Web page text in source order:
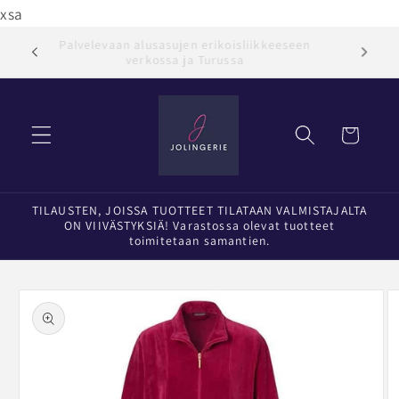
xsa
sisältöönPalvelevaan alusasujen erikoisliikkeeseen
verkossa ja Turussa
Ostoskori
TILAUSTEN, JOISSA TUOTTEET TILATAAN VALMISTAJALTA
ON VIIVÄSTYKSIÄ! Varastossa olevat tuotteet
toimitetaan samantien.
Siirry
tuotetietoihin